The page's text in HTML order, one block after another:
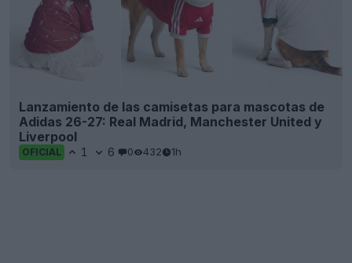
Lanzamiento de las camisetas para mascotas de
Adidas 26-27: Real Madrid, Manchester United y
Liverpool
OFICIAL 1 6 0 432 1h